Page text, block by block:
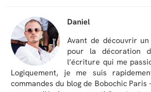
Daniel
Avant de découvrir
pour la décoration
l’écriture qui me
Logiquement, je me suis
commandes du blog de Bobochic